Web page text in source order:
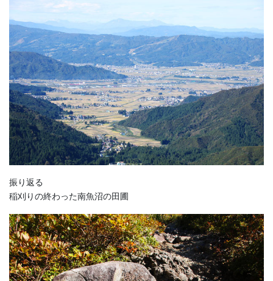
振り返る
稲刈りの終わった南魚沼の田圃